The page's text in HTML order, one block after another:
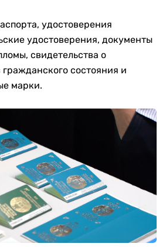
удостоверения
удостоверения, документы
свидетельства о
состояния и
марки.